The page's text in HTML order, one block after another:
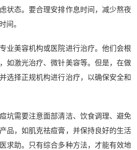
状态。要合理安排作息时间，减少熬夜
间。
业美容机构或医院进行治疗。他们会根
如激光治疗、微针美容等。但是，在做
选择正规机构进行治疗，以确保安全和
坑需要注意面部清洁、饮食调理、避免
品，如肌克祛痘膏，并保持良好的生活
求助。只有综合多种方法，才能有效地